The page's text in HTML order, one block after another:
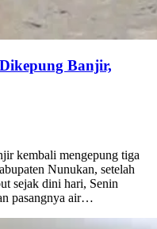
Banjir,
kembali mengepung tiga
Nunukan, setelah
sejak dini hari, Senin
pasangnya air…